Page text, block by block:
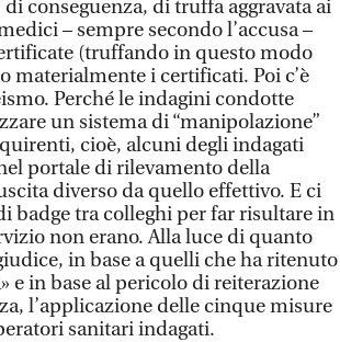
conseguenza, di truffa aggravata ai
– sempre secondo l’accusa –
(truffando in questo modo
materialmente i certificati. Poi c’è
Perché le indagini condotte
un sistema di “manipolazione”
cioè, alcuni degli indagati
portale di rilevamento della
diverso da quello effettivo. E ci
badge tra colleghi per far risultare in
non erano. Alla luce di quanto
in base a quelli che ha ritenuto
e in base al pericolo di reiterazione
l’applicazione delle cinque misure
sanitari indagati.